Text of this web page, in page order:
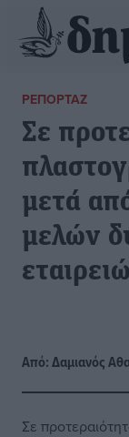
ΡΕΠΟΡΤΆΖ
Σε
μετά
μελών
Από:Δαμιανός
Σε